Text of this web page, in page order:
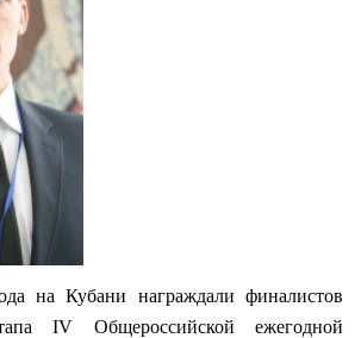
на Кубани награждали финалистов
IV Общероссийской ежегодной